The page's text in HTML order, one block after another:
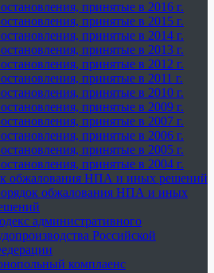
принятые в 2016 г.
принятые в 2015 г.
принятые в 2014 г.
принятые в 2013 г.
принятые в 2012 г.
принятые в 2011 г.
принятые в 2010 г.
принятые в 2009 г.
принятые в 2007 г.
принятые в 2006 г.
принятые в 2005 г.
принятые в 2004 г.
обжалования НПА и иных решений
обжалования НПА и иных
административного
Российской
комплаенс